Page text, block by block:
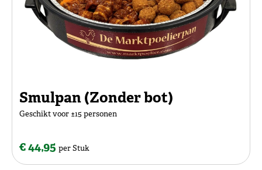
Smulpan (Zonder bot)
Geschikt voor ±15 personen
€ 44,95 per Stuk